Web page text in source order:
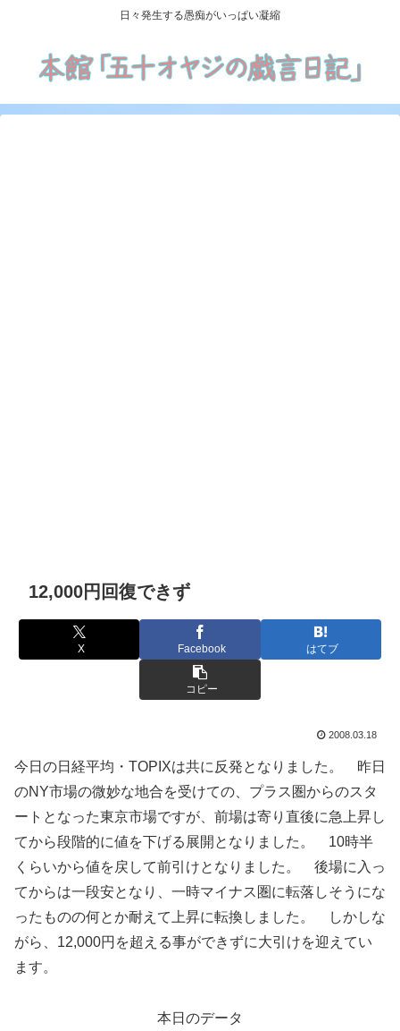
日々発生する愚痴がいっぱい凝縮
12,000円回復できず
X Facebook はてブ
コピー
2008.03.18
今日の日経平均・TOPIXは共に反発となりました。 昨日
のNY市場の微妙な地合を受けての、プラス圏からのスタ
ートとなった東京市場ですが、前場は寄り直後に急上昇し
てから段階的に値を下げる展開となりました。 10時半
くらいから値を戻して前引けとなりました。 後場に入っ
てからは一段安となり、一時マイナス圏に転落しそうにな
ったものの何とか耐えて上昇に転換しました。 しかしな
がら、12,000円を超える事ができずに大引けを迎えてい
ます。
本日のデータ